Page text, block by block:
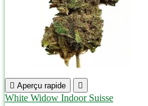
 Aperçu rapide 
White Widow Indoor Suisse